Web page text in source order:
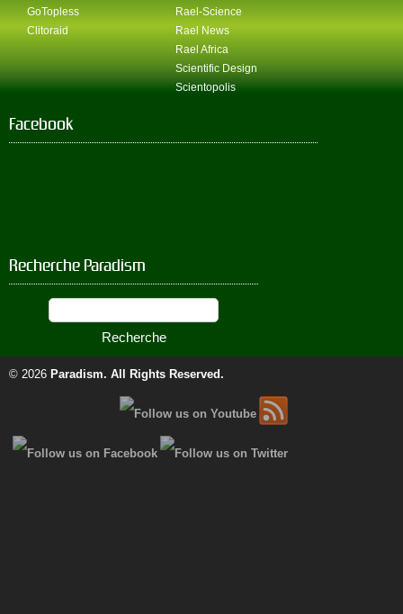
GoTopless
Clitoraid
Rael-Science
Rael News
Rael Africa
Scientific Design
Scientopolis
Facebook
Recherche Paradism
© 2026 Paradism. All Rights Reserved.